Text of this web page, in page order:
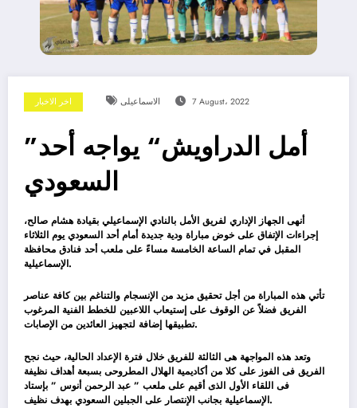
اخر الاخبار الاسماعيلى 7 August، 2022
”أمل الدراويش“ يواجه أحد
السعودي
أنهى الجهاز الإداري لفريق الأمل بالنادي الإسماعيلي بقيادة هشام صالح،
إجراءات الإتفاق على خوض مباراة ودية جديدة أمام أحد السعودي يوم الثلاثاء
المقبل في تمام الساعة الخامسة مساءً على ملعب أحد فنادق محافظة
الإسماعيلية.
تأتي هذه المباراة من أجل تحقيق مزيد من الإنسجام والتناغم بين كافة عناصر
الفريق فضلاً عن الوقوف على إستيعاب اللاعبين للخطط الفنية المرغوب
تطبيقها إضافة لتجهيز العائدين من الإصابات.
وتعد هذه المواجهة هى الثالثة للفريق خلال فترة الإعداد الحالية، حيث نجح
الفريق فى الفوز على كلا من أكاديمية الهلال المطروحى بسبعة أهداف نظيفة
فى اللقاء الأول الذى أقيم على ملعب ” عبد الرحمن أنوس ” بإستاد
الإسماعيلية بجانب الإنتصار على الجبلين السعودي بهدف نظيف.